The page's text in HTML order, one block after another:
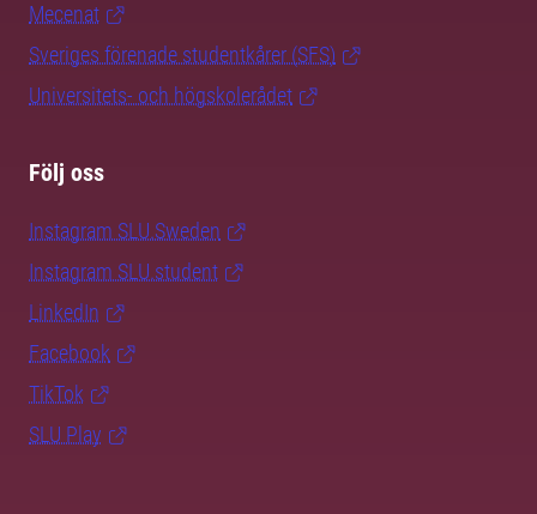
Mecenat
Sveriges förenade studentkårer (SFS)
Universitets- och högskolerådet
Följ oss
Instagram SLU.Sweden
Instagram SLU.student
LinkedIn
Facebook
TikTok
SLU Play